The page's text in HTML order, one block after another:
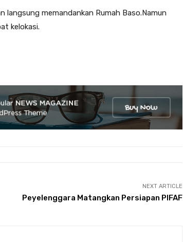
langsung memandankan Rumah Baso.Namun
kelokasi.
NEXT ARTICLE
Peyelenggara Matangkan Persiapan PIFAF